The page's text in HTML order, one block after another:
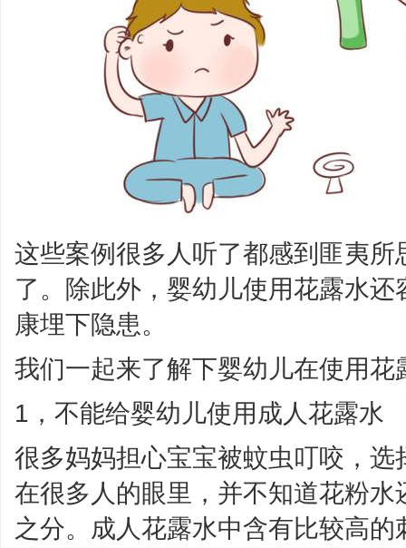
这些案例很多人听了都感到匪夷
了。除此外，婴幼儿使用花露水
康埋下隐患。
我们一起来了解下婴幼儿在使用
1，不能给婴幼儿使用成人花露水
很多妈妈担心宝宝被蚊虫叮咬，
在很多人的眼里，并不知道花粉
之分。成人花露水中含有比较高